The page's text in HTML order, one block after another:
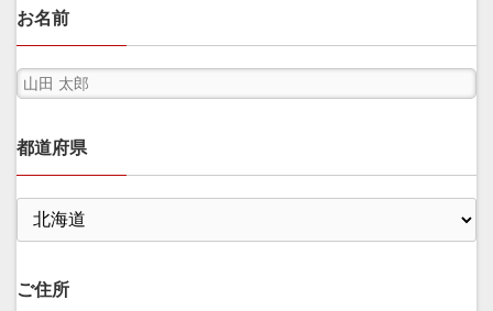
お名前
都道府県
ご住所